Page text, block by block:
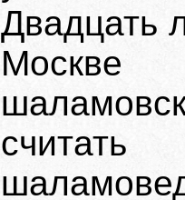
Двадцать
Москве